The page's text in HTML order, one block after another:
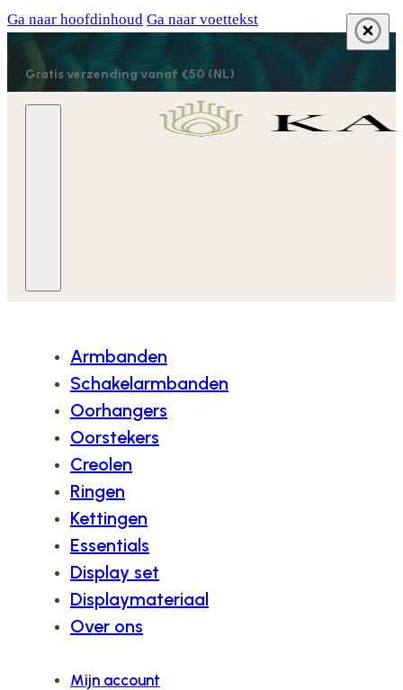
Ga naar hoofdinhoud Ga naar voettekst
Gratis verzending vanaf €50 (NL)
Armbanden
Schakelarmbanden
Oorhangers
Oorstekers
Creolen
Ringen
Kettingen
Essentials
Display set
Displaymateriaal
Over ons
Mijn account